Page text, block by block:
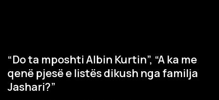
“Do ta mposhti Albin Kurtin”, “A ka me
qenë pjesë e listës dikush nga familja
Jashari?”